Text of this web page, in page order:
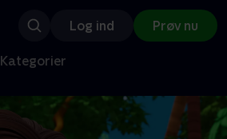
Log ind Prøv nu
Kategorier